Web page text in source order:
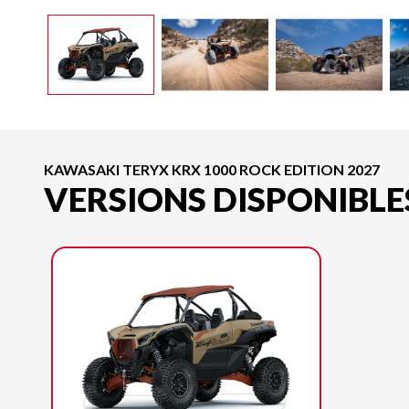
KAWASAKI TERYX KRX 1000 ROCK EDITION 2027
VERSIONS